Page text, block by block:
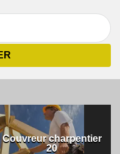
Couvreur charpentier
20